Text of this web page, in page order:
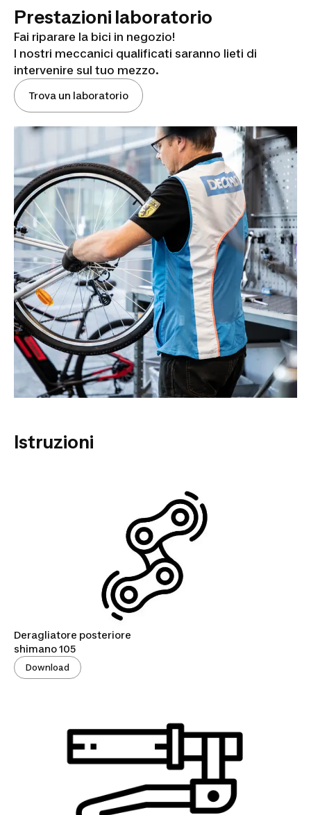
Prestazioni laboratorio
Fai riparare la bici in negozio!
I nostri meccanici qualificati saranno lieti di
intervenire sul tuo mezzo.
Trova un laboratorio
Istruzioni
Deragliatore posteriore
shimano 105
Download